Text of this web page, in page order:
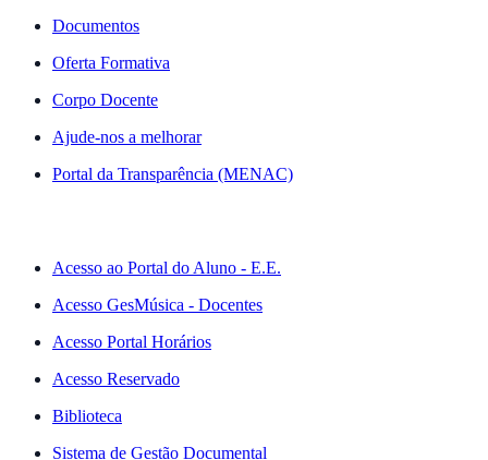
Documentos
Oferta Formativa
Corpo Docente
Ajude-nos a melhorar
Portal da Transparência (MENAC)
Acesso ao Portal do Aluno - E.E.
Acesso GesMúsica - Docentes
Acesso Portal Horários
Acesso Reservado
Biblioteca
Sistema de Gestão Documental